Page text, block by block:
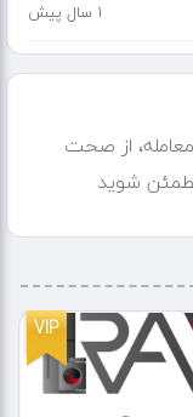
1 سال پیش
از صحت
شوید
VIP